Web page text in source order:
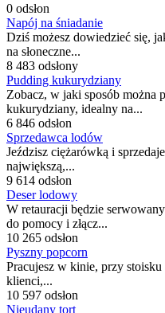
0 odsłon
Napój na śniadanie
Dziś możesz dowiedzieć się,
na słoneczne...
8 483 odsłony
Pudding kukurydziany
Zobacz, w jaki sposób można
kukurydziany, idealny na...
6 846 odsłon
Sprzedawca lodów
Jeździsz ciężarówką i
największą,...
9 614 odsłon
Deser lodowy
W retauracji będzie
do pomocy i złącz...
10 265 odsłon
Pyszny popcorn
Pracujesz w kinie, przy
klienci,...
10 597 odsłon
Nieudany tort